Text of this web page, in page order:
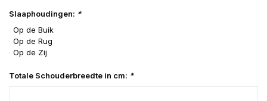
Slaaphoudingen: *
Op de Buik
Op de Rug
Op de Zij
Totale Schouderbreedte in cm: *